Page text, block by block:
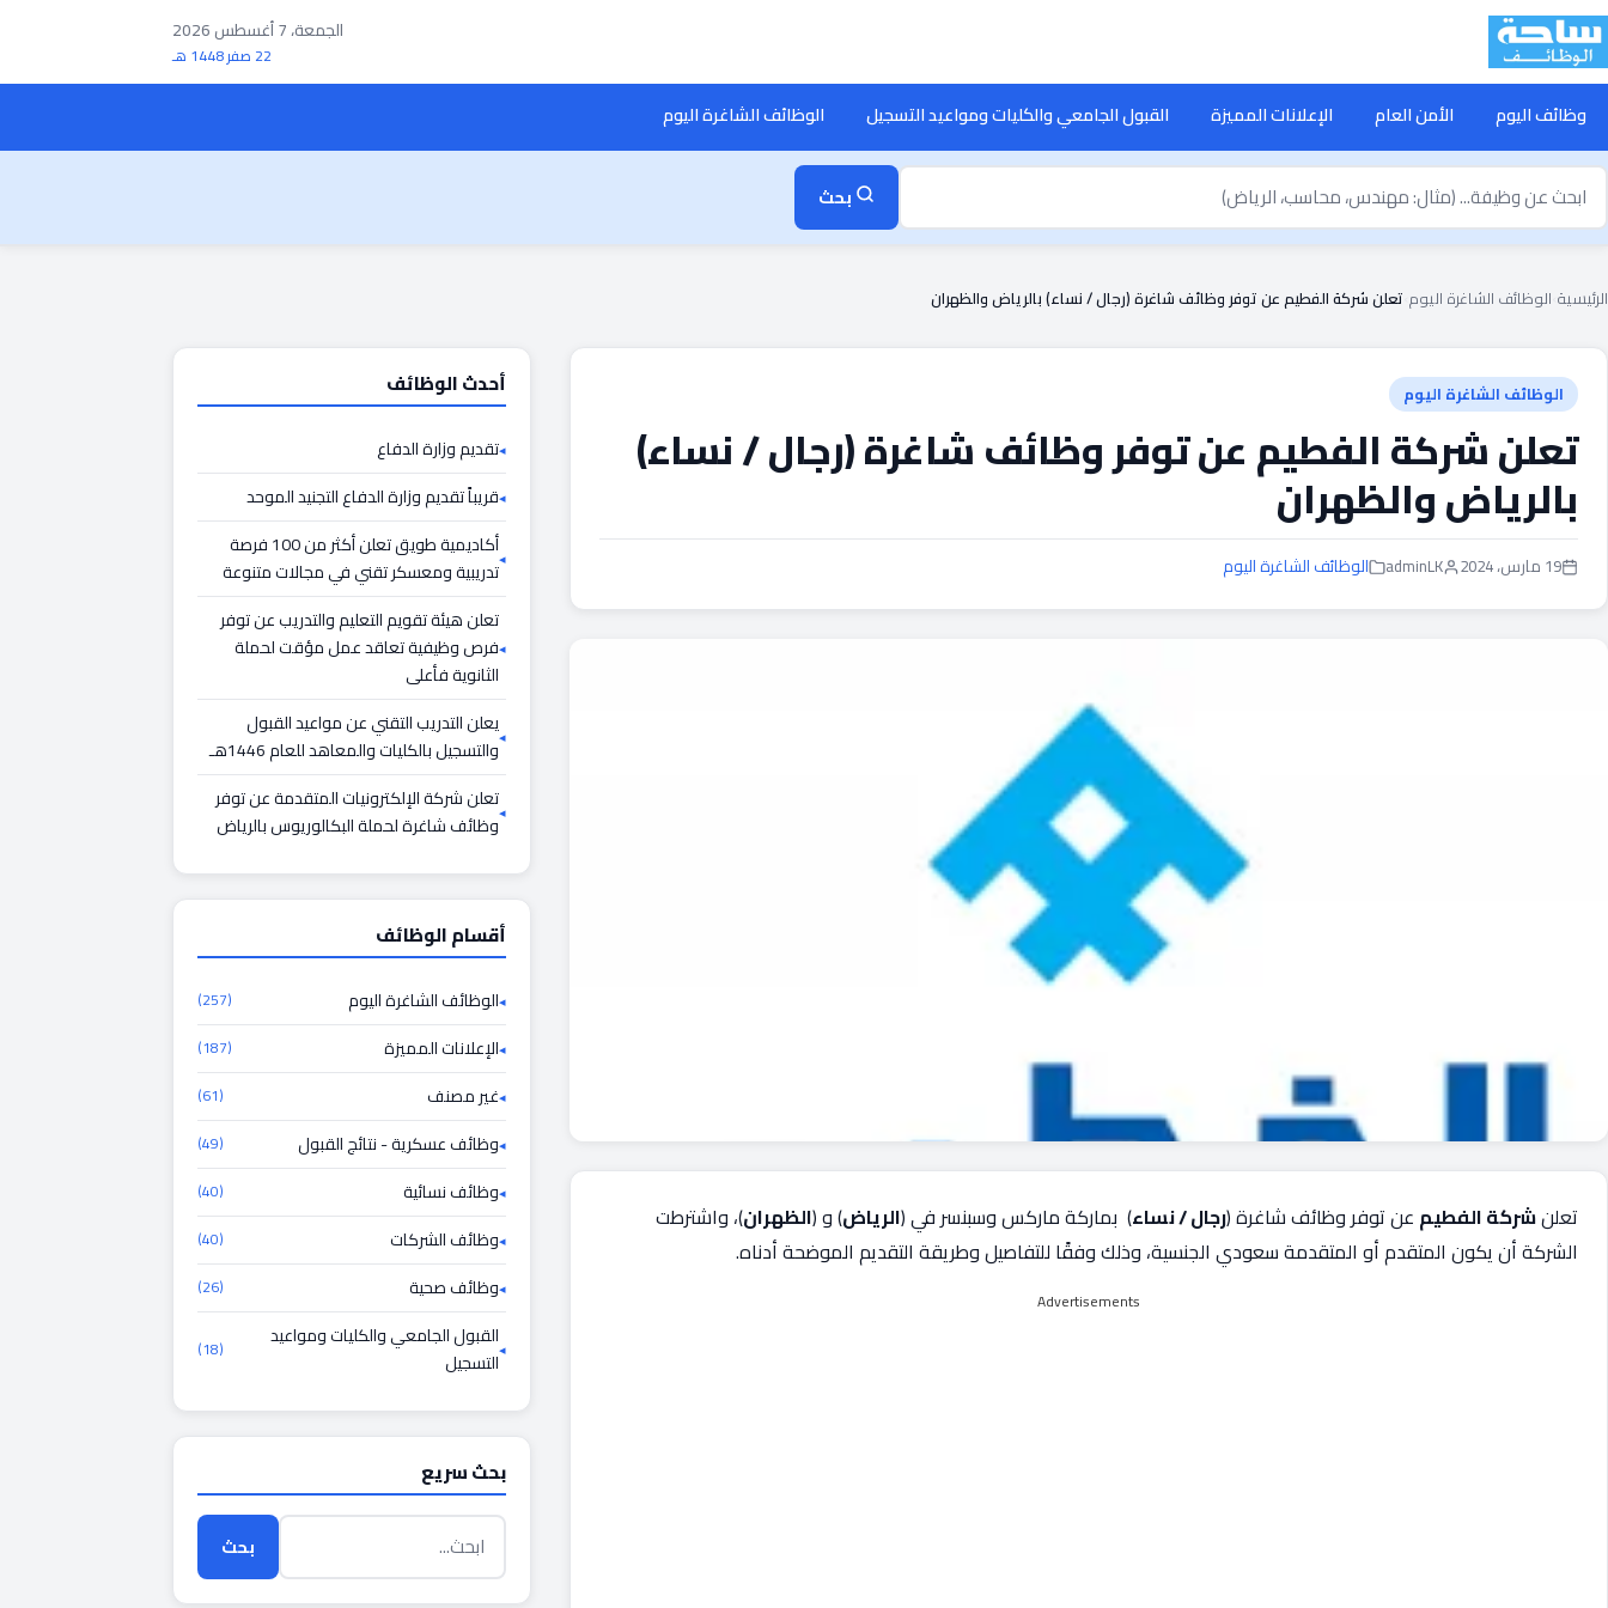
تخطى
إلى
المحتوى
الجمعة، 7 أغسطس 2026
22 صفر 1448 هـ
وظائف اليوم الأمن العام الإعلانات المميزة القبول الجامعي والكليات ومواعيد التسجيل الوظائف الشاغرة اليوم
ابحث
بحث
الرئيسية الوظائف الشاغرة اليوم تعلن شركة الفطيم عن توفر وظائف شاغرة (رجال / نساء) بالرياض والظهران
الوظائف الشاغرة اليوم
تعلن شركة الفطيم عن توفر وظائف شاغرة (رجال / نساء)
بالرياض والظهران
19 مارس، 2024 adminLK الوظائف الشاغرة اليوم
تعلنشركة الفطيم عن توفر وظائف شاغرة (رجال / نساء) بماركة ماركس وسبنسر في (الرياض) و (الظهران)، واشترطت
الشركة أن يكون المتقدم أو المتقدمة سعودي الجنسية، وذلك وفقًا للتفاصيل وطريقة التقديم الموضحة أدناه.
Advertisements
أحدث الوظائف
تقديم وزارة الدفاع
قريباً تقديم وزارة الدفاع التجنيد الموحد
أكاديمية طويق تعلن أكثر من 100 فرصة
تدريبية ومعسكر تقني في مجالات متنوعة
تعلن هيئة تقويم التعليم والتدريب عن توفر
فرص وظيفية تعاقد عمل مؤقت لحملة
الثانوية فأعلى
يعلن التدريب التقني عن مواعيد القبول
والتسجيل بالكليات والمعاهد للعام 1446هـ
تعلن شركة الإلكترونيات المتقدمة عن توفر
وظائف شاغرة لحملة البكالوريوس بالرياض
أقسام الوظائف
الوظائف الشاغرة اليوم (257)
الإعلانات المميزة (187)
غير مصنف (61)
وظائف عسكرية - نتائج القبول (49)
وظائف نسائية (40)
وظائف الشركات (40)
وظائف صحية (26)
القبول الجامعي والكليات ومواعيد
التسجيل
(18)
بحث سريع
بحث